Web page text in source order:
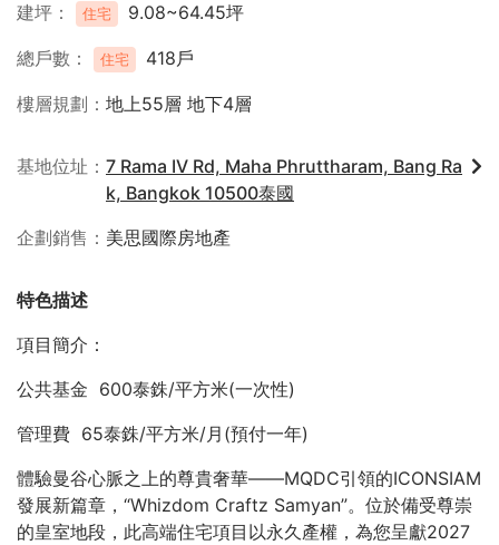
建坪
住宅 9.08~64.45坪
總戶數 住宅 418戶
樓層規劃 地上55層 地下4層
基地位址
7 Rama IV Rd, Maha Phruttharam, Bang Ra
k, Bangkok 10500泰國
企劃銷售
美思國際房地產
特色描述
項目簡介：
公共基金 600泰銖/平方米(一次性)
管理費 65泰銖/平方米/月(預付一年)
體驗曼谷心脈之上的尊貴奢華——MQDC引領的ICONSIAM
發展新篇章，“Whizdom Craftz Samyan”。位於備受尊崇
的皇室地段，此高端住宅項目以永久產權，為您呈獻2027